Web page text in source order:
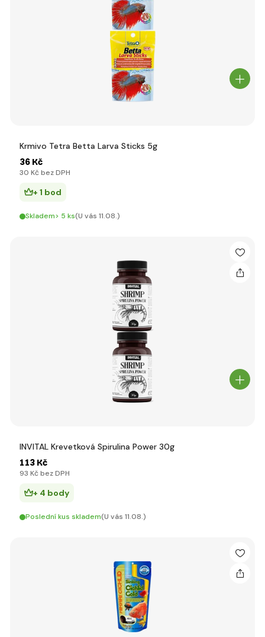
Krmivo Tetra Betta Larva Sticks 5g
36 Kč
30 Kč bez DPH
+ 1 bod
Skladem> 5 ks(U vás 11.08.)
INVITAL Krevetková Spirulina Power 30g
113 Kč
93 Kč bez DPH
+ 4 body
Poslední kus skladem(U vás 11.08.)